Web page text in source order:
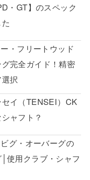
・GT】のスペック
・フリートウッド
完全ガイド！精密
択
イ（TENSEI）CK
ャフト？
グ・オーバーグの
使用クラブ・シャフ